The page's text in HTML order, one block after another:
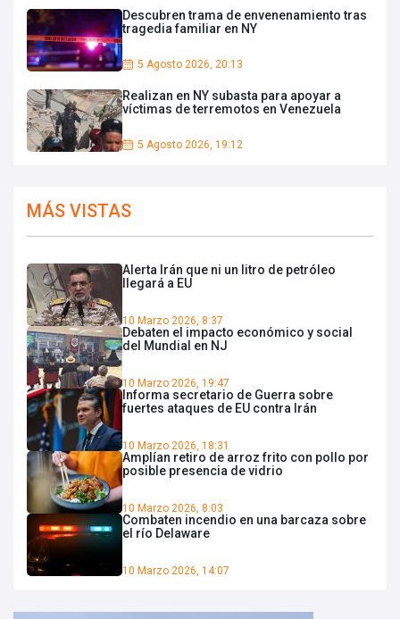
Descubren trama de envenenamiento tras
tragedia familiar en NY
5 Agosto 2026, 20:13
Realizan en NY subasta para apoyar a
víctimas de terremotos en Venezuela
5 Agosto 2026, 19:12
MÁS VISTAS
Alerta Irán que ni un litro de petróleo
llegará a EU
10 Marzo 2026, 8:37
Debaten el impacto económico y social
del Mundial en NJ
10 Marzo 2026, 19:47
Informa secretario de Guerra sobre
fuertes ataques de EU contra Irán
10 Marzo 2026, 18:31
Amplían retiro de arroz frito con pollo por
posible presencia de vidrio
10 Marzo 2026, 8:03
Combaten incendio en una barcaza sobre
el río Delaware
10 Marzo 2026, 14:07